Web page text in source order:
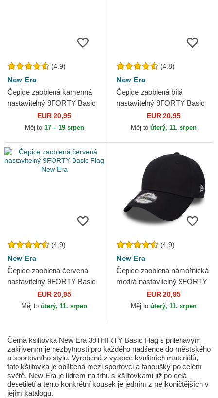
(4.9)
New Era
Čepice zaoblená kamenná
nastavitelný 9FORTY Basic
Flag New EraEUR 20,95
Měj to 17 – 19 srpen
(4.8)
New Era
Čepice zaoblená bílá
nastavitelný 9FORTY Basic
Flag New EraEUR 20,95
Měj to úterý, 11. srpen
(4.9)
New Era
Čepice zaoblená červená
nastavitelný 9FORTY Basic
Flag New EraEUR 20,95
Měj to úterý, 11. srpen
(4.9)
New Era
Čepice zaoblená námořnická
modrá nastavitelný 9FORTY
Basic Flag New Era
EUR 20,95
Měj to úterý, 11. srpen
Černá kšiltovka New Era 39THIRTY Basic Flag s přiléhavým
zakřivením je nezbytností pro každého nadšence do městského
a sportovního stylu. Vyrobená z vysoce kvalitních materiálů,
tato kšiltovka je oblíbená mezi sportovci a fanoušky po celém
světě. New Era je lídrem na trhu s kšiltovkami již po celá
desetiletí a tento konkrétní kousek je jedním z nejikoničtějších v
jejím katalogu.